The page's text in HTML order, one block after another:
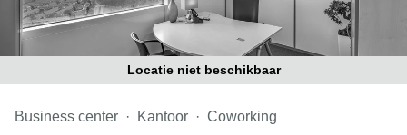
Coworking
Breda
Coworking
Locatie niet beschikbaar
Business center Kantoor Coworking